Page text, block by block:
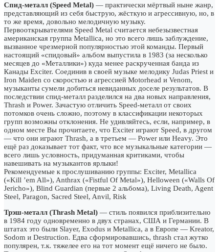
Спид-металл (Speed Metal) — практически мёртвый ныне жанр,
представляющий из себя быструю, жёсткую и агрессивную, но, в
то же время, довольно мелодичную музыку.
Первооткрывателями Speed Metal считается небезызвестная
американская группа Metallica, но это всего лишь заблуждение,
вызванное чрезмерной популярностью этой команды. Первый
настоящий «спидовый» альбом выпустила в 1983 (за несколько
месяцев до «Металлики») куда менее раскрученная банда из
Канады Exciter. Соединив в своей музыке мелодику Judas Priest и
Iron Maiden со скоростью и агрессией Motorhead и Venom,
музыканты сумели добиться невиданных доселе результатов. В
последствии спид-металл разделился на два новых направления,
Thrash и Power. Зачастую отличить Speed-металл от своих
потомков очень сложно, поэтому в классификации некоторых
групп возможны отклонения. Не удивляйтесь, если, например, в
одном месте Вы прочитаете, что Exciter играют Speed, в другом
— что они играют Thrash, а в третьем — Power или Heavy. Это
ещё раз доказывает тот факт, что все музыкальные категории —
всего лишь условность, придуманная критиками, чтобы
навешивать на музыкантов ярлыки!
Рекомендуемые к прослушиванию группы: Exciter, Metallica
(«Kill ’em All»), Anthrax («Fistful Of Metal»), Helloween («Walls Of
Jericho»), Blind Guardian (первые 2 альбома), Living Death, Agent
Steel, Paragon, Sacred Steel, Anvil, Risk
Трэш-металл (Thrash Metal) — стиль появился приблизительно
в 1984 году одновременно в двух странах, США и Германии. В
штатах это были Slayer, Exodus и Metallica, а в Европе — Kreator,
Sodom и Destruction. Едва сформировавшись, thrash стал жутко
популярен, т.к. тяжелее его на тот момент ещё ничего не было.